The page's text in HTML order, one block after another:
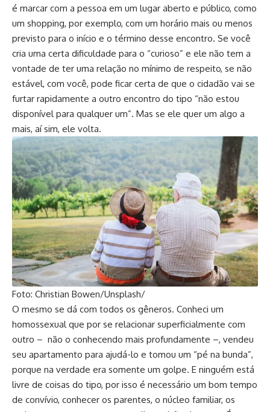
é marcar com a pessoa em um lugar aberto e público, como
um shopping, por exemplo, com um horário mais ou menos
previsto para o início e o término desse encontro. Se você
cria uma certa dificuldade para o “curioso” e ele não tem a
vontade de ter uma relação no mínimo de respeito, se não
estável, com você, pode ficar certa de que o cidadão vai se
furtar rapidamente a outro encontro do tipo “não estou
disponível para qualquer um”. Mas se ele quer um algo a
mais, aí sim, ele volta.
Foto: Christian Bowen/Unsplash/
O mesmo se dá com todos os gêneros. Conheci um
homossexual que por se relacionar superficialmente com
outro – não o conhecendo mais profundamente –, vendeu
seu apartamento para ajudá-lo e tomou um “pé na bunda”,
porque na verdade era somente um golpe. E ninguém está
livre de coisas do tipo, por isso é necessário um bom tempo
de convívio, conhecer os parentes, o núcleo familiar, os